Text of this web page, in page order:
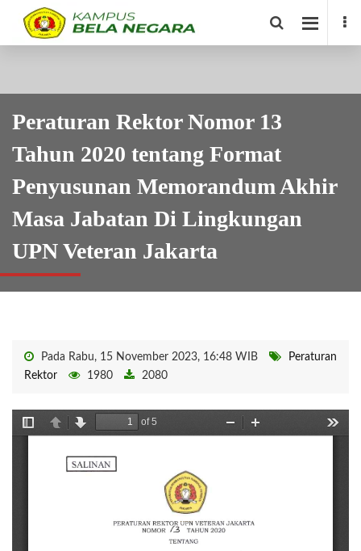
Peraturan Rektor Nomor 13
Tahun 2020 tentang Format
Penyusunan Memorandum Akhir
Masa Jabatan Di Lingkungan
UPN Veteran Jakarta
Pada Rabu, 15 November 2023, 16:48 WIB
Peraturan
Rektor
1980 2080